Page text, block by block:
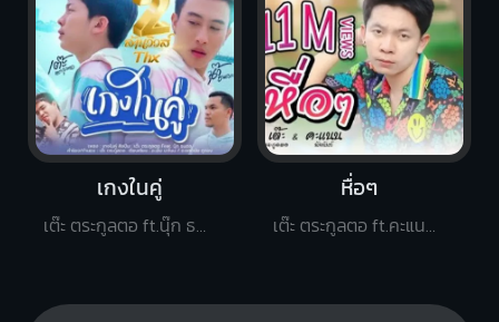
หื่อๆ
เต๊ะ ตระกูลตอ ft.คะแนน นัจนันท์
เกงในคู่
เต๊ะ ตระกูลตอ ft.นุ๊ก ธนดล